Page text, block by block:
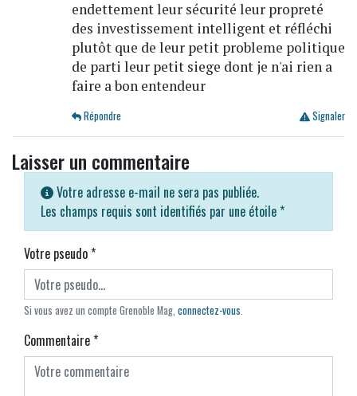
endettement leur sécurité leur propreté
des investissement intelligent et réfléchi
plutôt que de leur petit probleme politique
de parti leur petit siege dont je n'ai rien a
faire a bon entendeur
Signaler
Répondre
Laisser un commentaire
Votre adresse e-mail ne sera pas publiée.
Les champs requis sont identifiés par une étoile *
Votre pseudo*
Si vous avez un compte Grenoble Mag, connectez-vous.
Commentaire*